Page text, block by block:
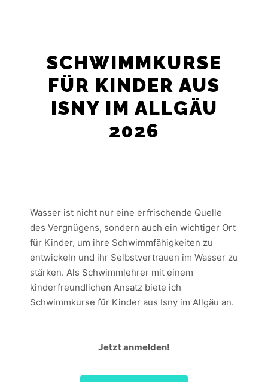
SCHWIMMKURSE
FÜR KINDER AUS
ISNY IM ALLGÄU
2026
Wasser ist nicht nur eine erfrischende Quelle
des Vergnügens, sondern auch ein wichtiger Ort
für Kinder, um ihre Schwimmfähigkeiten zu
entwickeln und ihr Selbstvertrauen im Wasser zu
stärken. Als Schwimmlehrer mit einem
kinderfreundlichen Ansatz biete ich
Schwimmkurse für Kinder aus Isny im Allgäu an.
Jetzt anmelden!